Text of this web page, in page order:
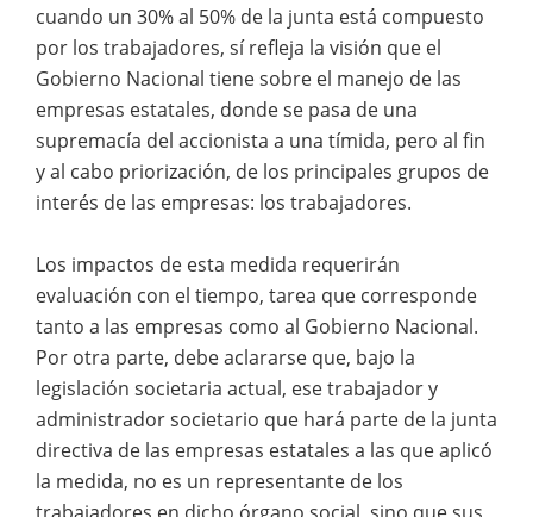
cuando un 30% al 50% de la junta está compuesto
por los trabajadores, sí refleja la visión que el
Gobierno Nacional tiene sobre el manejo de las
empresas estatales, donde se pasa de una
supremacía del accionista a una tímida, pero al fin
y al cabo priorización, de los principales grupos de
interés de las empresas: los trabajadores.
Los impactos de esta medida requerirán
evaluación con el tiempo, tarea que corresponde
tanto a las empresas como al Gobierno Nacional.
Por otra parte, debe aclararse que, bajo la
legislación societaria actual, ese trabajador y
administrador societario que hará parte de la junta
directiva de las empresas estatales a las que aplicó
la medida, no es un representante de los
trabajadores en dicho órgano social, sino que sus